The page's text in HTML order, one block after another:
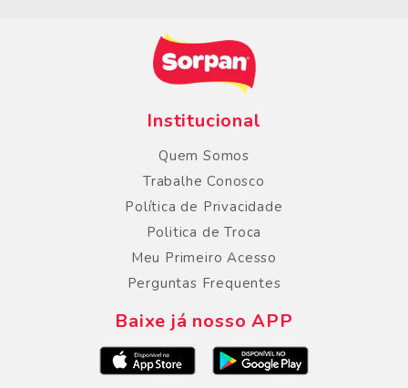
Institucional
Quem Somos
Trabalhe Conosco
Política de Privacidade
Politica de Troca
Meu Primeiro Acesso
Perguntas Frequentes
Baixe já nosso APP